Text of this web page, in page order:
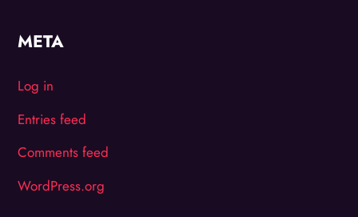
META
Log in
Entries feed
Comments feed
WordPress.org